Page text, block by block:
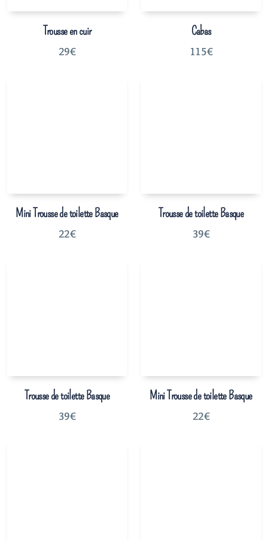
Trousse en cuir
29€
Cabas
115€
Mini Trousse de toilette Basque
22€
Trousse de toilette Basque
39€
Trousse de toilette Basque
39€
Mini Trousse de toilette Basque
22€